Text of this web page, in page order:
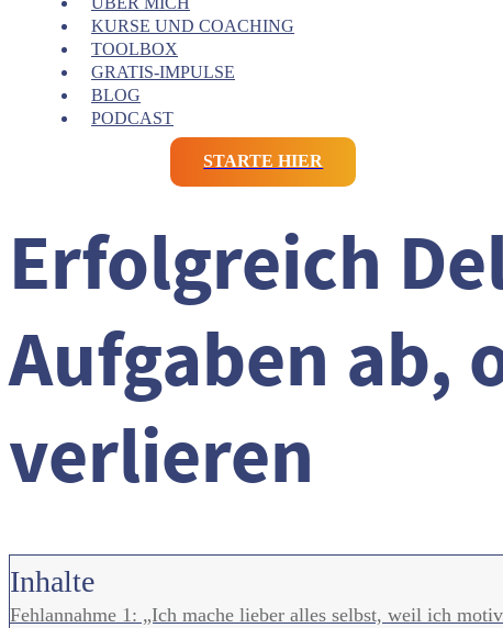
KURSE UND COACHING
TOOLBOX
GRATIS-IMPULSE
BLOG
PODCAST
STARTE HIER
Erfolgreich
Aufgaben ab,
verlieren
Inhalte
Fehlannahme 1: „Ich mache lieber alles selbst, weil ich